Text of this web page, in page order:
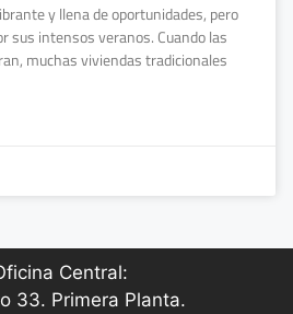
y llena de oportunidades, pero
sus intensos veranos. Cuando las
muchas viviendas tradicionales
Central:
33. Primera Planta.